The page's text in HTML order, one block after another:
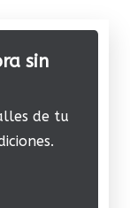
sin
de tu